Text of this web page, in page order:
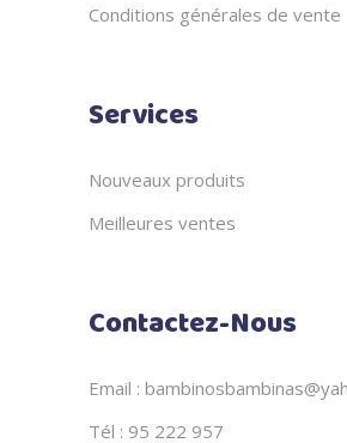
Conditions générales de vente
Services
Nouveaux produits
Meilleures ventes
Contactez-Nous
Email :
Tél : 95 222 957